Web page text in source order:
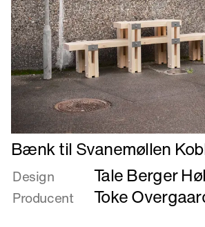
Læs
mere
om
Bænk
Bænk til Svanemøllen
Design Tale Berger
Toke